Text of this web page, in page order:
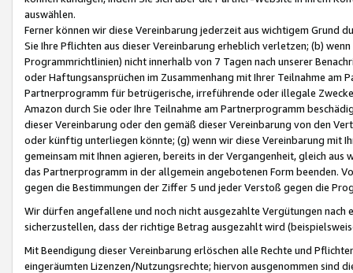
auswählen.
Ferner können wir diese Vereinbarung jederzeit aus wichtigem Grund
Sie Ihre Pflichten aus dieser Vereinbarung erheblich verletzen; (b)
Programmrichtlinien) nicht innerhalb von 7 Tagen nach unserer
oder Haftungsansprüchen im Zusammenhang mit Ihrer Teilnahme am
Partnerprogramm für betrügerische, irreführende oder illegale
Amazon durch Sie oder Ihre Teilnahme am Partnerprogramm
dieser Vereinbarung oder den gemäß dieser Vereinbarung von den
oder künftig unterliegen könnte; (g) wenn wir diese Vereinbarung mit
gemeinsam mit Ihnen agieren, bereits in der Vergangenheit, gleich
das Partnerprogramm in der allgemein angebotenen Form beenden.
gegen die Bestimmungen der Ziffer 5 und jeder Verstoß gegen die
Wir dürfen angefallene und noch nicht ausgezahlte Vergütungen
sicherzustellen, dass der richtige Betrag ausgezahlt wird
Mit Beendigung dieser Vereinbarung erlöschen alle Rechte und
eingeräumten Lizenzen/Nutzungsrechte; hiervon ausgenommen sind